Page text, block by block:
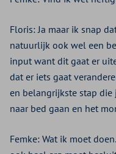
Floris: Ja maar ik snap
natuurlijk ook wel een
input want dit gaat er
dat er iets gaat
en belangrijkste stap
naar bed gaan en het
Femke: Wat ik moet